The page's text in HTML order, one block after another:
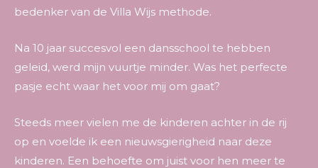
bedenker van de Villa Wijs methode.
Na 10 jaar succesvol een dansschool te hebben
geleid, werd mijn vuurtje minder. Was het perfecte
pasje echt waar het voor mij om gaat?
Steeds meer vielen me de kinderen achter in de rij
op en voelde ik een nieuwsgierigheid naar deze
kinderen. Een behoefte om juist voor hen meer te